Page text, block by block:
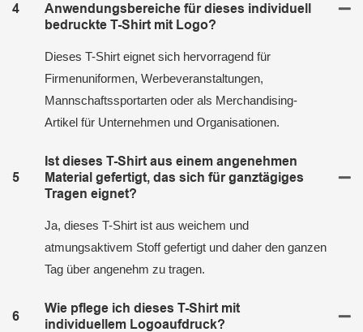
4
Anwendungsbereiche für dieses individuell
bedruckte T-Shirt mit Logo?
Dieses T-Shirt eignet sich hervorragend für
Firmenuniformen, Werbeveranstaltungen,
Mannschaftssportarten oder als Merchandising-
Artikel für Unternehmen und Organisationen.
5
Ist dieses T-Shirt aus einem angenehmen
Material gefertigt, das sich für ganztägiges
Tragen eignet?
Ja, dieses T-Shirt ist aus weichem und
atmungsaktivem Stoff gefertigt und daher den ganzen
Tag über angenehm zu tragen.
6
Wie pflege ich dieses T-Shirt mit
individuellem Logoaufdruck?